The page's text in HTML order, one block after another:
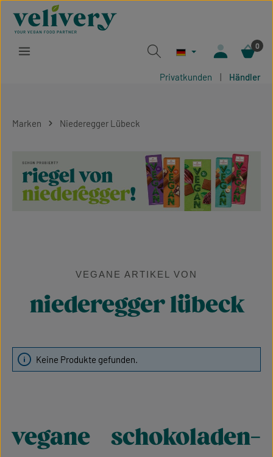
Zum Hauptinhalt springen
0
Privatkunden | Händler
Marken Niederegger Lübeck
VEGANE ARTIKEL VON
niederegger lübeck
Keine Produkte gefunden.
vegane schokoladen-